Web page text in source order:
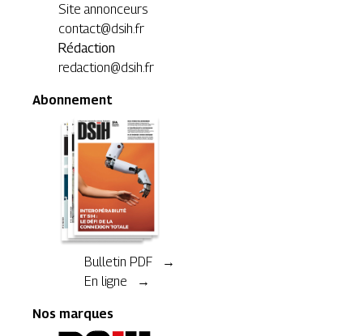
Site annonceurs
contact@dsih.fr
Rédaction
redaction@dsih.fr
Abonnement
Bulletin PDF →
En ligne →
Nos marques